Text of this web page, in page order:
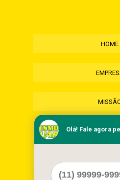
HOME
Olá! Fale agora